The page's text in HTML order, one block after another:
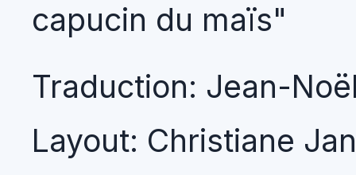
capucin du maïs"
Traduction: Jean-
Layout: Christiane